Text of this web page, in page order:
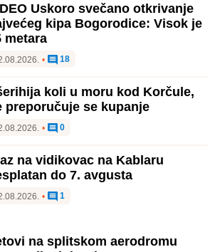
Uskoro svečano otkrivanje
kipa Bogorodice: Visok je
metara
• 18
koli u moru kod Korčule,
preporučuje se kupanje
• 0
na vidikovac na Kablaru
do 7. avgusta
• 1
na splitskom aerodromu